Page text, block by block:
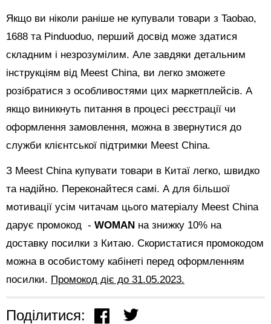
Якщо ви ніколи раніше не купували товари з Taobao,
1688 та Pinduoduo, перший досвід може здатися
складним і незрозумілим. Але завдяки детальним
інструкціям від Meest China, ви легко зможете
розібратися з особливостями цих маркетплейсів. А
якщо виникнуть питання в процесі реєстрації чи
оформлення замовлення, можна в звернутися до
служби клієнтської підтримки Meest China.
З Meest China купувати товари в Китаї легко, швидко
та надійно. Переконайтеся самі. А для більшої
мотивації усім читачам цього матеріалу Meest China
дарує промокод - WOMAN на знижку 10% на
доставку посилки з Китаю. Скористатися промокодом
можна в особистому кабінеті перед оформленням
посилки. Промокод діє до 31.05.2023.
Поділитися: